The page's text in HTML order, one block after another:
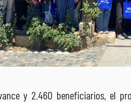
y 2.460 beneficiarios, el